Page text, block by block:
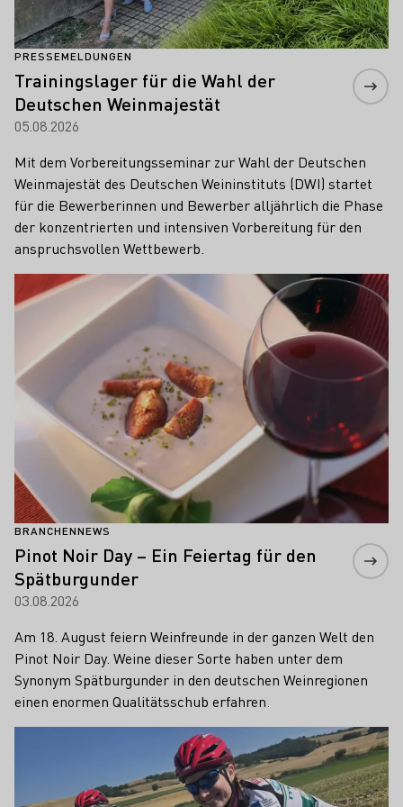
PRESSEMELDUNGEN
Trainingslager für die Wahl der
Deutschen Weinmajestät
05.08.2026
Mit dem Vorbereitungsseminar zur Wahl der Deutschen
Weinmajestät des Deutschen Weininstituts (DWI) startet
für die Bewerberinnen und Bewerber alljährlich die Phase
der konzentrierten und intensiven Vorbereitung für den
anspruchsvollen Wettbewerb.
BRANCHENNEWS
Pinot Noir Day – Ein Feiertag für den
Spätburgunder
03.08.2026
Am 18. August feiern Weinfreunde in der ganzen Welt den
Pinot Noir Day. Weine dieser Sorte haben unter dem
Synonym Spätburgunder in den deutschen Weinregionen
einen enormen Qualitätsschub erfahren.
Mehr erfahren